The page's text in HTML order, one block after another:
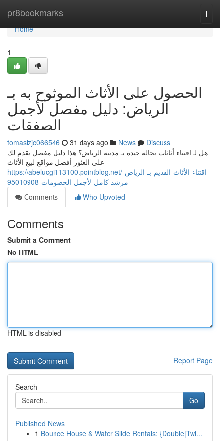
pr8bookmarks
Home
Home
1
الحصول على الأثاث الموثوح به بـ
الرياض: دليل مفصل لأجمل
الصفقات
tomasizjc066546 31 days ago News
Discuss
هل لـ اقتناء أثاثات بحالة جيدة بـ مدينة الرياض؟ هذا دليل مفصل يقدم لك
على العثور أفضل مواقع لبيع الأثاث
https://abelucgi113100.pointblog.net/اقتناء-الأثاث-القديم-بـ-الرياض-
مرشد-كامل-لأجمل-الخصومات-95010908
Comments
Who Upvoted
Comments
Submit a Comment
No HTML
HTML is disabled
Report Page
Search
Go
Published News
1 Bounce House & Water Slide Rentals: {Double|Twi...